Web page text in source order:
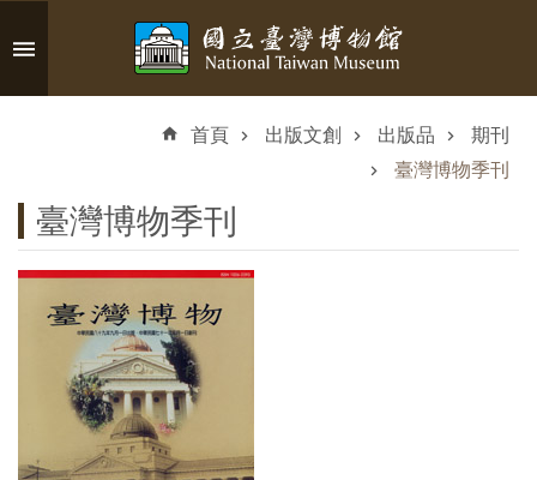
跳到主要內容區塊
參
首頁 出版文創 出版品
期刊
臺灣博物季刊
臺灣博物季刊